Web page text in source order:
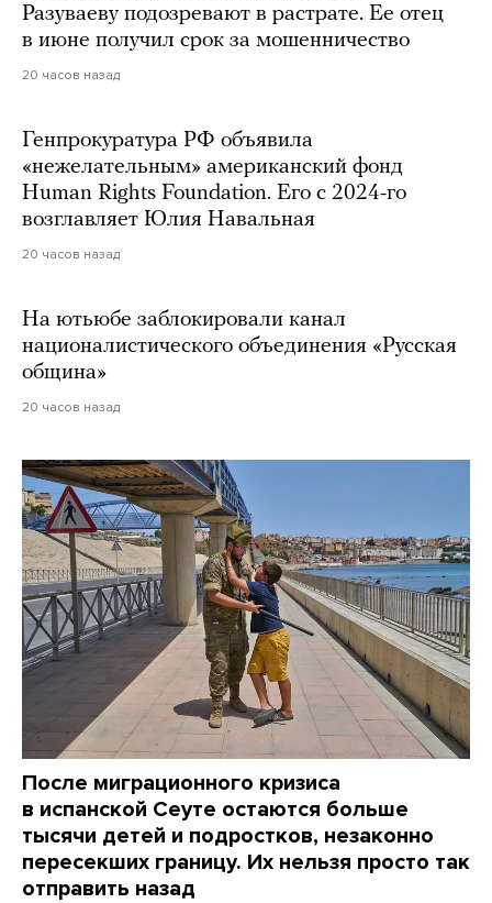
Разуваеву подозревают в растрате. Ее отец
в июне получил срок за мошенничество
20 часов назад
Генпрокуратура РФ объявила
«нежелательным» американский фонд
Human Rights Foundation. Его с 2024-го
возглавляет Юлия Навальная
20 часов назад
На ютьюбе заблокировали канал
националистического объединения «Русская
община»
20 часов назад
После миграционного кризиса
в испанской Сеуте остаются больше
тысячи детей и подростков, незаконно
пересекших границу. Их нельзя просто так
отправить назад